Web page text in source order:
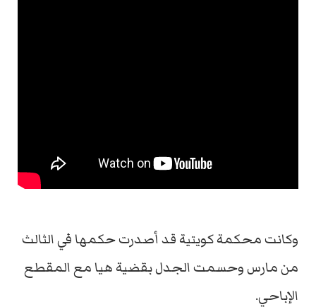
وكانت محكمة كويتية قد أصدرت حكمها في الثالث
من مارس وحسمت الجدل بقضية هيا مع المقطع
الإباحي.